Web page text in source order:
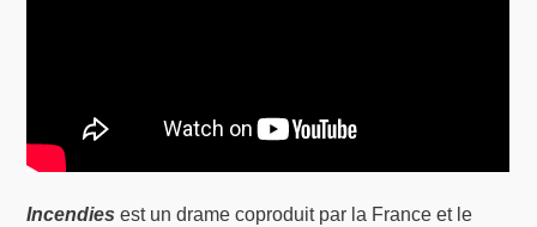
Incendies est un drame coproduit par la France et le